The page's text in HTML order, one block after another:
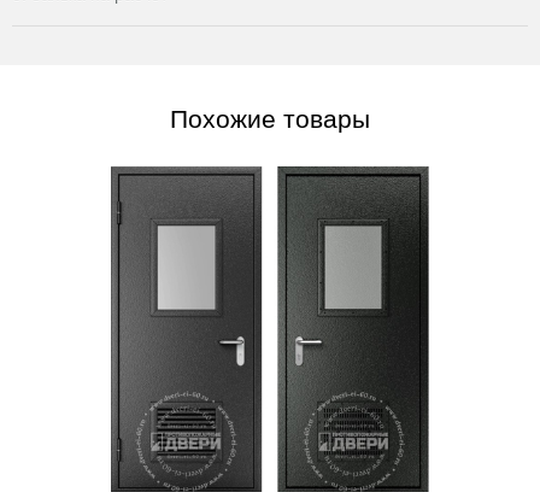
Похожие товары